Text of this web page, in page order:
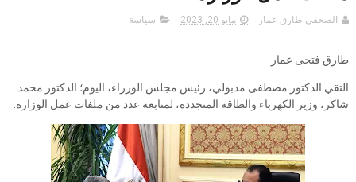
الصحفي طارق عمار مايو 20, 2023 سياسة
طارق فتحى عمار
التقي الدكتور مصطفى مدبولي، رئيس مجلس الوزراء، اليوم؛ الدكتور محمد
شاكر، وزير الكهرباء والطاقة المتجددة، لمتابعة عدد من ملفات عمل الوزارة.